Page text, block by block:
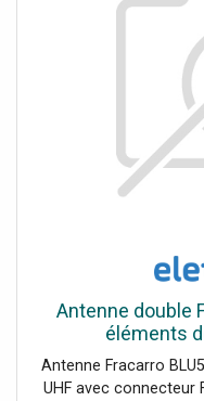
Antenne double
éléments
Antenne Fracarro
UHF avec connecteur